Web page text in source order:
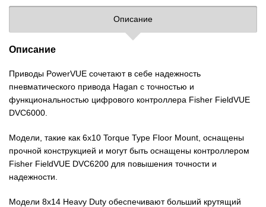
Описание
Описание
Приводы PowerVUE сочетают в себе надежность
пневматического привода Hagan с точностью и
функциональностью цифрового контроллера Fisher FieldVUE
DVC6000.
Модели, такие как 6x10 Torque Type Floor Mount, оснащены
прочной конструкцией и могут быть оснащены контроллером
Fisher FieldVUE DVC6200 для повышения точности и
надежности.
Модели 8x14 Heavy Duty обеспечивают больший крутящий